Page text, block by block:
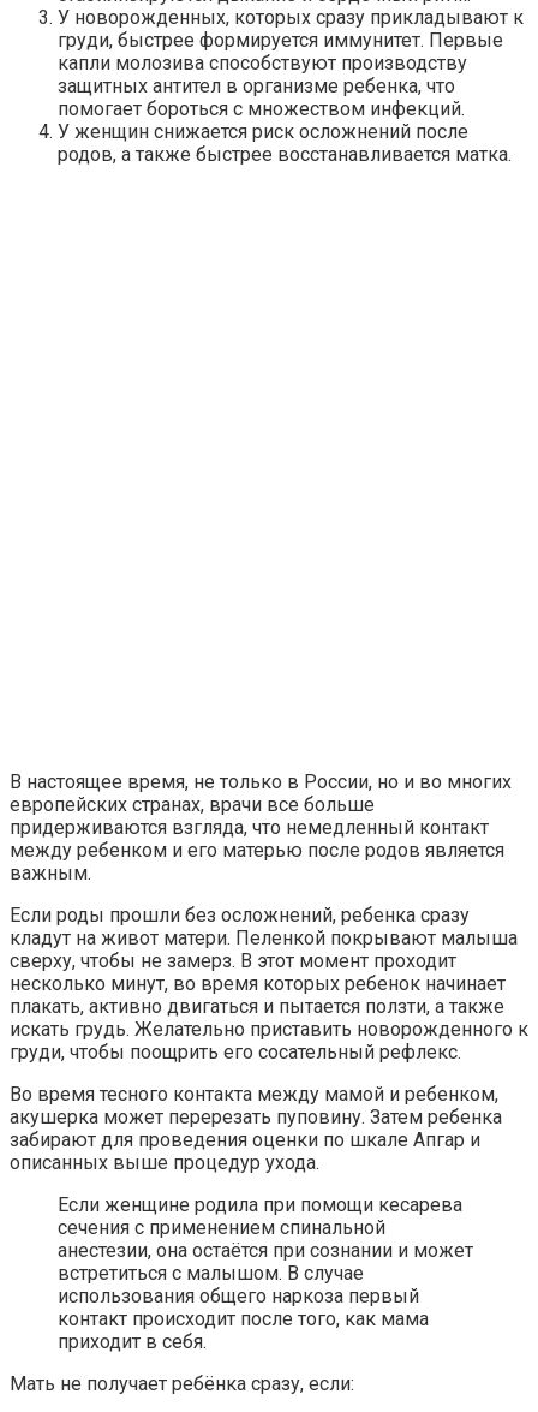
У новорожденных, которых сразу прикладывают к
груди, быстрее формируется иммунитет. Первые
капли молозива способствуют производству
защитных антител в организме ребенка, что
помогает бороться с множеством инфекций.
У женщин снижается риск осложнений после
родов, а также быстрее восстанавливается матка.
В настоящее время, не только в России, но и во многих
европейских странах, врачи все больше
придерживаются взгляда, что немедленный контакт
между ребенком и его матерью после родов является
важным.
Если роды прошли без осложнений, ребенка сразу
кладут на живот матери. Пеленкой покрывают малыша
сверху, чтобы не замерз. В этот момент проходит
несколько минут, во время которых ребенок начинает
плакать, активно двигаться и пытается ползти, а также
искать грудь. Желательно приставить новорожденного к
груди, чтобы поощрить его сосательный рефлекс.
Во время тесного контакта между мамой и ребенком,
акушерка может перерезать пуповину. Затем ребенка
забирают для проведения оценки по шкале Апгар и
описанных выше процедур ухода.
Если женщине родила при помощи кесарева
сечения с применением спинальной
анестезии, она остаётся при сознании и может
встретиться с малышом. В случае
использования общего наркоза первый
контакт происходит после того, как мама
приходит в себя.
Мать не получает ребёнка сразу, если: